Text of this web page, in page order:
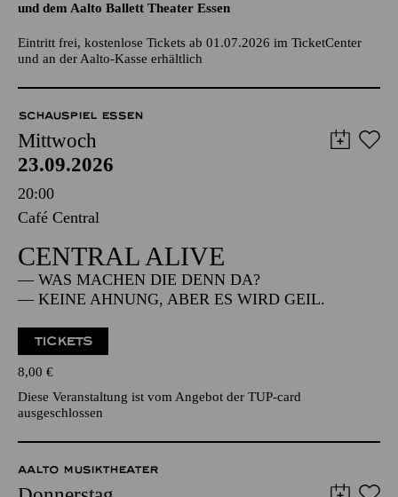
und dem Aalto Ballett Theater Essen
Eintritt frei, kostenlose Tickets ab 01.07.2026 im TicketCenter
und an der Aalto-Kasse erhältlich
SCHAUSPIEL ESSEN
Mittwoch
23.09.2026
20:00
Café Central
CENTRAL ALIVE
— WAS MACHEN DIE DENN DA?
— KEINE AHNUNG, ABER ES WIRD GEIL.
TICKETS
8,00 €
Diese Veranstaltung ist vom Angebot der TUP-card
ausgeschlossen
AALTO MUSIKTHEATER